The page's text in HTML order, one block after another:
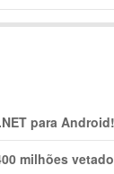
para Android!
milhões